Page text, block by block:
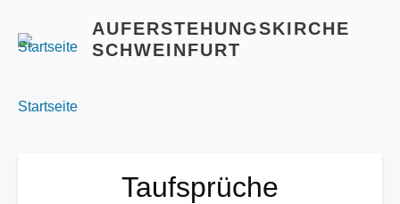
AUFERSTEHUNGSKIRCHE
SCHWEINFURT
BREADCRUMBS
You
Startseite
Taufsprüche